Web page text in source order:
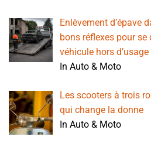
Enlèvement d’épave
bons réflexes pour se
véhicule hors d’usage
In Auto & Moto
Les scooters à trois
qui change la donne
In Auto & Moto